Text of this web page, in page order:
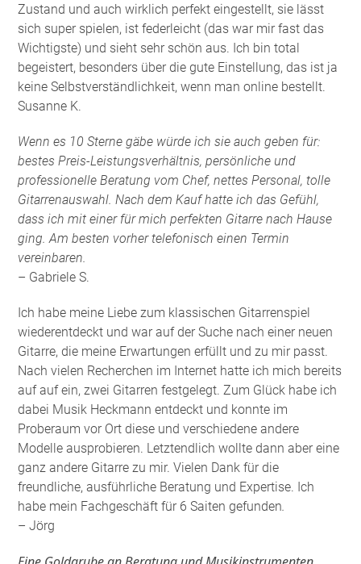
Zustand und auch wirklich perfekt eingestellt, sie lässt
sich super spielen, ist federleicht (das war mir fast das
Wichtigste) und sieht sehr schön aus. Ich bin total
begeistert, besonders über die gute Einstellung, das ist ja
keine Selbstverständlichkeit, wenn man online bestellt.
Susanne K.
Wenn es 10 Sterne gäbe würde ich sie auch geben für:
bestes Preis-Leistungsverhältnis, persönliche und
professionelle Beratung vom Chef, nettes Personal, tolle
Gitarrenauswahl. Nach dem Kauf hatte ich das Gefühl,
dass ich mit einer für mich perfekten Gitarre nach Hause
ging. Am besten vorher telefonisch einen Termin
vereinbaren.
– Gabriele S.
Ich habe meine Liebe zum klassischen Gitarrenspiel
wiederentdeckt und war auf der Suche nach einer neuen
Gitarre, die meine Erwartungen erfüllt und zu mir passt.
Nach vielen Recherchen im Internet hatte ich mich bereits
auf auf ein, zwei Gitarren festgelegt. Zum Glück habe ich
dabei Musik Heckmann entdeckt und konnte im
Proberaum vor Ort diese und verschiedene andere
Modelle ausprobieren. Letztendlich wollte dann aber eine
ganz andere Gitarre zu mir. Vielen Dank für die
freundliche, ausführliche Beratung und Expertise. Ich
habe mein Fachgeschäft für 6 Saiten gefunden.
– Jörg